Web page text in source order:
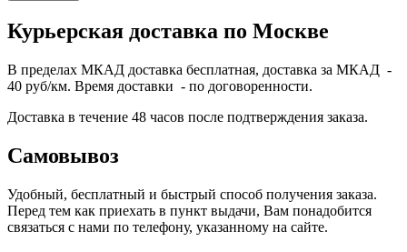
Курьерская доставка по Москве
В пределах МКАД доставка бесплатная, доставка за МКАД -
40 руб/км. Время доставки - по договоренности.
Доставка в течение 48 часов после подтверждения заказа.
Самовывоз
Удобный, бесплатный и быстрый способ получения заказа.
Перед тем как приехать в пункт выдачи, Вам понадобится
связаться с нами по телефону, указанному на сайте.